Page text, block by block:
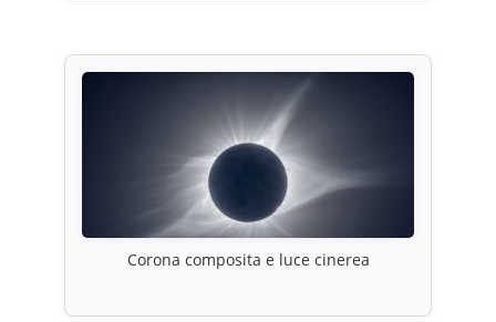
Corona composita e luce cinerea